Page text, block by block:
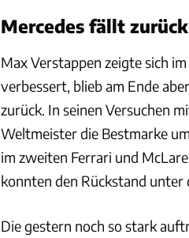
Mercedes fällt zurück
Max Verstappen zeigte sich
verbessert, blieb am Ende
zurück. In seinen Versuchen
Weltmeister die Bestmarke
im zweiten Ferrari und
konnten den Rückstand unter
Die gestern noch so stark